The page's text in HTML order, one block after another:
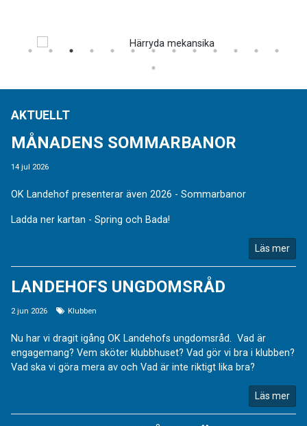
AKTUELLT
MÅNADENS SOMMARBANOR
14 jul 2026
OK Landehof presenterar även 2026 - Sommarbanor
Ladda ner kartan - Spring och Bada!
Läs mer
LANDEHOFS UNGDOMSRÅD
2 jun 2026 Klubben
Nu har vi dragit igång OK Landehofs ungdomsråd. Vad är
engagemang? Vem sköter klubbhuset? Vad gör vi bra i klubben?
Vad ska vi göra mera av och Vad är inte riktigt lika bra?
Läs mer